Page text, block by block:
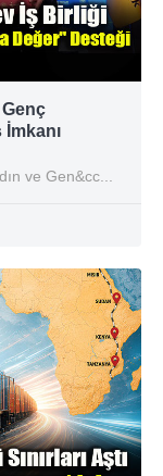
ve Gen&cc...